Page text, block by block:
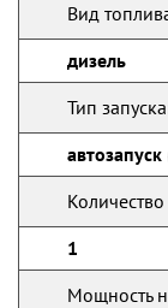
Вид
дизель
Тип
1
Мощность